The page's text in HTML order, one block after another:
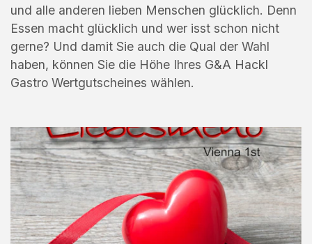
und alle anderen lieben Menschen glücklich. Denn
Essen macht glücklich und wer isst schon nicht
gerne? Und damit Sie auch die Qual der Wahl
haben, können Sie die Höhe Ihres G&A Hackl
Gastro Wertgutscheines wählen.